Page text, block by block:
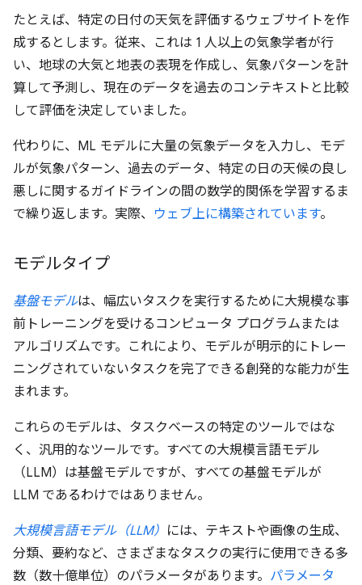
たとえば、特定の日付の天気を評価するウェブサイトを作
成するとします。従来、これは 1 人以上の気象学者が行
い、地球の大気と地表の表現を作成し、気象パターンを計
算して予測し、現在のデータを過去のコンテキストと比較
して評価を決定していました。
代わりに、ML モデルに大量の気象データを入力し、モデ
ルが気象パターン、過去のデータ、特定の日の天候の良し
悪しに関するガイドラインの間の数学的関係を学習するま
で繰り返します。実際、 ウェブ上に構築されています。
モデルタイプ
基盤モデルは、幅広いタスクを実行するために大規模な事
前トレーニングを受けるコンピュータ プログラムまたは
アルゴリズムです。これにより、モデルが明示的にトレー
ニングされていないタスクを完了できる創発的な能力が生
まれます。
これらのモデルは、タスクベースの特定のツールではな
く、汎用的なツールです。すべての大規模言語モデル
（LLM）は基盤モデルですが、すべての基盤モデルが
LLM であるわけではありません。
大規模言語モデル（LLM） には、テキストや画像の生成、
分類、要約など、さまざまなタスクの実行に使用できる多
数（数十億単位）のパラメータがあります。 パラメータ